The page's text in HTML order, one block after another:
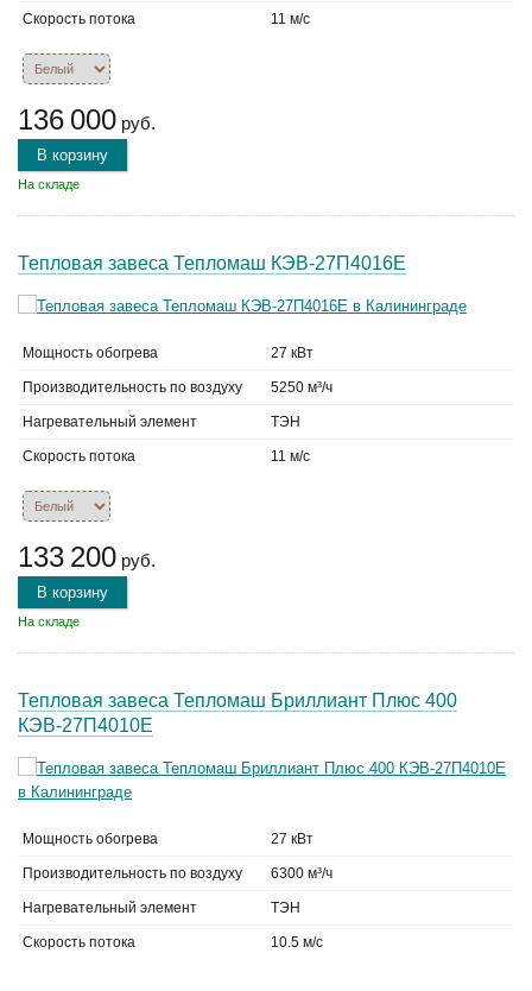
Скорость потока 11 м/с
136 000 руб.
В корзину
На складе
Тепловая завеса Тепломаш КЭВ-27П4016Е
Мощность обогрева 27 кВт
Производительность по воздуху 5250 м³/ч
Нагревательный элемент ТЭН
Скорость потока 11 м/с
133 200 руб.
В корзину
На складе
Тепловая завеса Тепломаш Бриллиант Плюс 400
КЭВ-27П4010Е
Мощность обогрева 27 кВт
Производительность по воздуху 6300 м³/ч
Нагревательный элемент ТЭН
Скорость потока 10.5 м/с